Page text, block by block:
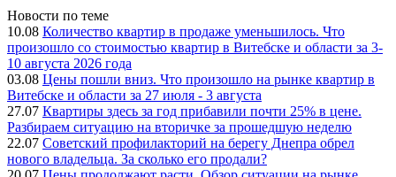
Новости по теме
10.08 Количество квартир в продаже уменьшилось. Что
произошло со стоимостью квартир в Витебске и области за 3-
10 августа 2026 года
03.08 Цены пошли вниз. Что произошло на рынке квартир в
Витебске и области за 27 июля - 3 августа
27.07 Квартиры здесь за год прибавили почти 25% в цене.
Разбираем ситуацию на вторичке за прошедшую неделю
22.07 Советский профилакторий на берегу Днепра обрел
нового владельца. За сколько его продали?